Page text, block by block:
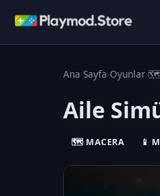
Ana Sayfa›Oyunlar›🗺️
Aile
🗺️ MACERA 📱